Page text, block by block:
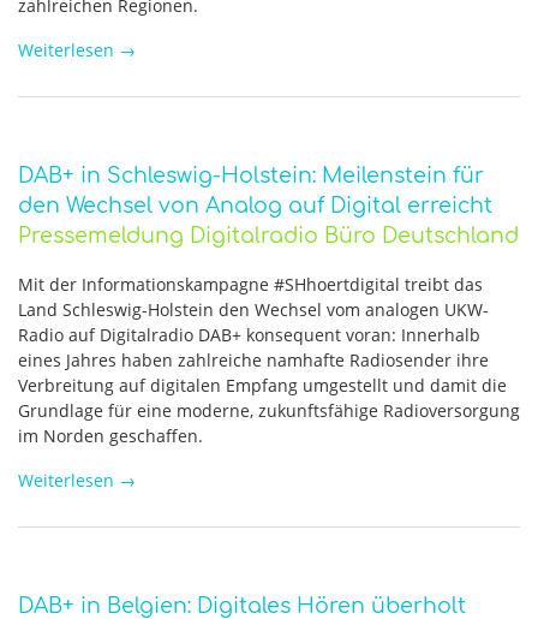
zahlreichen Regionen.
Weiterlesen →
DAB+ in Schleswig-Holstein: Meilenstein für
den Wechsel von Analog auf Digital erreicht
Pressemeldung Digitalradio Büro Deutschland
Mit der Informationskampagne #SHhoertdigital treibt das
Land Schleswig-Holstein den Wechsel vom analogen UKW-
Radio auf Digitalradio DAB+ konsequent voran: Innerhalb
eines Jahres haben zahlreiche namhafte Radiosender ihre
Verbreitung auf digitalen Empfang umgestellt und damit die
Grundlage für eine moderne, zukunftsfähige Radioversorgung
im Norden geschaffen.
Weiterlesen →
DAB+ in Belgien: Digitales Hören überholt